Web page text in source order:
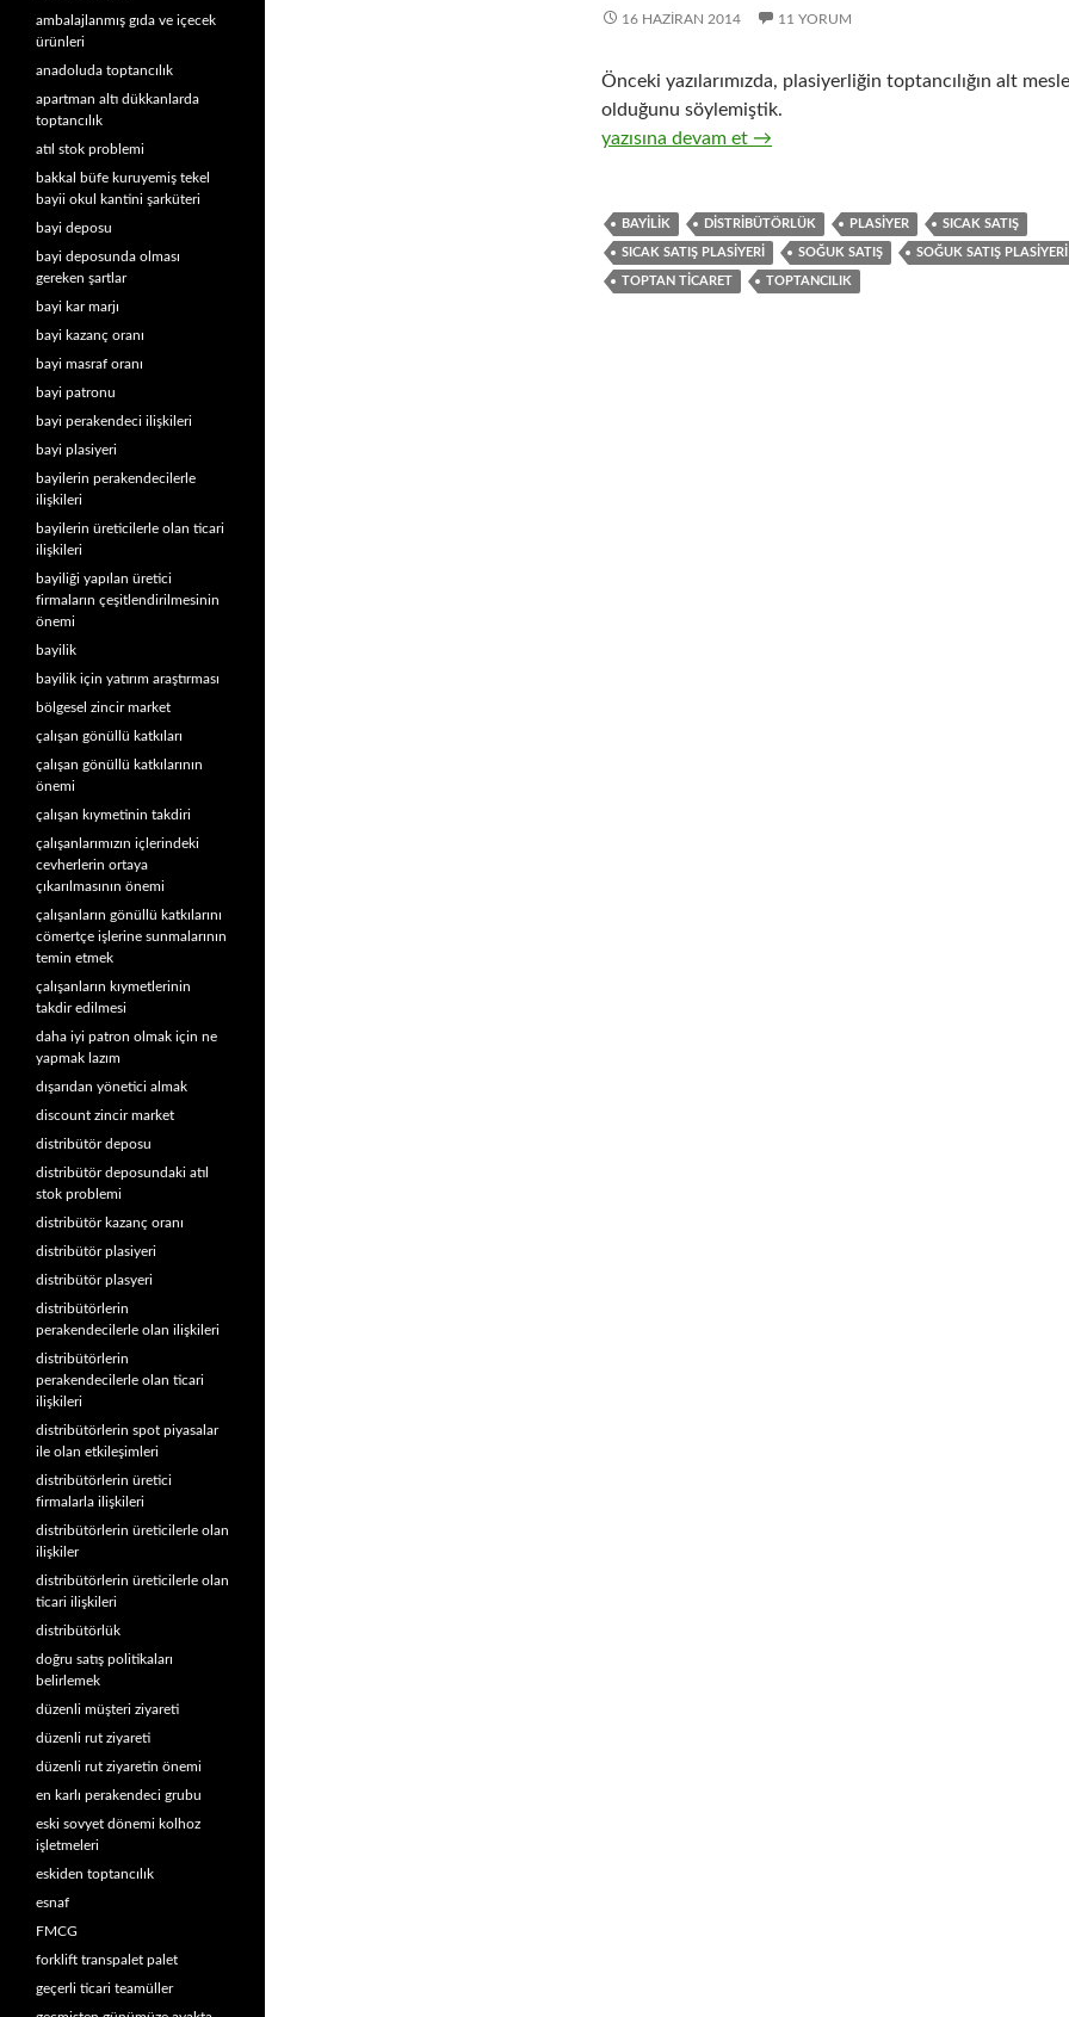
16 HAZIRAN 2014 11 YORUM
Önceki yazılarımızda, plasiyerliğin toptancılığın alt
olduğunu söylemiştik.
17-Hızlı tüketim ürünleri satıcısı, sıcak satış
yazısına devam et →
BAYILIK DISTRIBÜTÖRLÜK PLASIYER SICAK SATIŞ
SICAK SATIŞ PLASIYERI SOĞUK SATIŞ SOĞUK SATIŞ PLASIYERI
TOPTAN TICARET TOPTANCILIK
ambalajlanmış gıda ve içecek
ürünleri
anadoluda toptancılık
apartman altı dükkanlarda
toptancılık
atıl stok problemi
bakkal büfe kuruyemiş tekel
bayii okul kantini şarküteri
bayi deposu
bayi deposunda olması
gereken şartlar
bayi kar marjı
bayi kazanç oranı
bayi masraf oranı
bayi patronu
bayi perakendeci ilişkileri
bayi plasiyeri
bayilerin perakendecilerle
ilişkileri
bayilerin üreticilerle olan ticari
ilişkileri
bayiliği yapılan üretici
firmaların çeşitlendirilmesinin
önemi
bayilik
bayilik için yatırım araştırması
bölgesel zincir market
çalışan gönüllü katkıları
çalışan gönüllü katkılarının
önemi
çalışan kıymetinin takdiri
çalışanlarımızın içlerindeki
cevherlerin ortaya
çıkarılmasının önemi
çalışanların gönüllü katkılarını
cömertçe işlerine sunmalarının
temin etmek
çalışanların kıymetlerinin
takdir edilmesi
daha iyi patron olmak için ne
yapmak lazım
dışarıdan yönetici almak
discount zincir market
distribütör deposu
distribütör deposundaki atıl
stok problemi
distribütör kazanç oranı
distribütör plasiyeri
distribütör plasyeri
distribütörlerin
perakendecilerle olan ilişkileri
distribütörlerin
perakendecilerle olan ticari
ilişkileri
distribütörlerin spot piyasalar
ile olan etkileşimleri
distribütörlerin üretici
firmalarla ilişkileri
distribütörlerin üreticilerle olan
ilişkiler
distribütörlerin üreticilerle olan
ticari ilişkileri
distribütörlük
doğru satış politikaları
belirlemek
düzenli müşteri ziyareti
düzenli rut ziyareti
düzenli rut ziyaretin önemi
en karlı perakendeci grubu
eski sovyet dönemi kolhoz
işletmeleri
eskiden toptancılık
esnaf
FMCG
forklift transpalet palet
geçerli ticari teamüller